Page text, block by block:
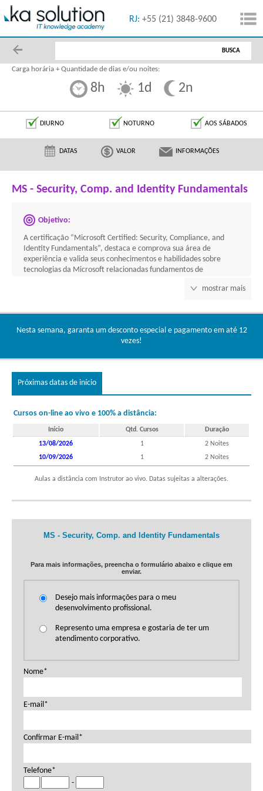
(11) 5091-1616 RJ: +55 (21) 3848-9600
BUSCA
Carga horária + Quantidade de dias e/ou noites:
8h 1d 2n
DIURNO NOTURNO AOS SÁBADOS
DATAS VALOR INFORMAÇÕES
MS - Security, Comp. and Identity Fundamentals
Objetivo:
A certificação “Microsoft Certified: Security, Compliance, and
Identity Fundamentals”, destaca e comprova sua área de
experiência e valida seus conhecimentos e habilidades sobre
tecnologias da Microsoft relacionadas fundamentos de
Benefícios:
A certificação Microsoft comprova seu alto nível de
conhecimento e proficiência da Microsoft e sua especialização
Certificados e seus benefícios, tais como, ter seu perfil pessoal no
site Microsoft.com e acessar a Base Conhecimento da Microsoft.
Cursos:
Microsoft Security, Compliance, and Identity
Fundamentals (SC-900)
Exame(s):
SC-900
mostrar mais
Nesta semana, garanta um desconto especial e pagamento em até 12
vezes!
Próximas datas de início
Cursos on-line ao vivo e 100% a distância:
Início Qtd. Cursos
Duração
13/08/2026
1
2 Noites
10/09/2026
1 2 Noites
Aulas a distância com Instrutor ao vivo. Datas sujeitas a alterações.
MS - Security, Comp. and Identity Fundamentals
Para mais informações, preencha o formulário abaixo e clique em
enviar.
Desejo mais informações para o meu
desenvolvimento profissional.
Represento uma empresa e gostaria de ter um
atendimento corporativo.
Nome*
E-mail*
Confirmar E-mail*
Telefone*
-